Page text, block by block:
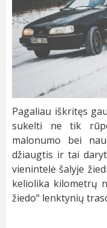
Pagaliau iškritęs
sukelti ne tik
malonumo bei
džiaugtis ir tai
vienintelė šalyje
keliolika kilometrų
žiedo“ lenktynių